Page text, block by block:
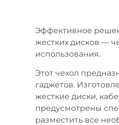
Эффективное
жестких дисков —
использования.
Этот чехол
гаджетов.
жесткие диски,
предусмотрены
разместить все